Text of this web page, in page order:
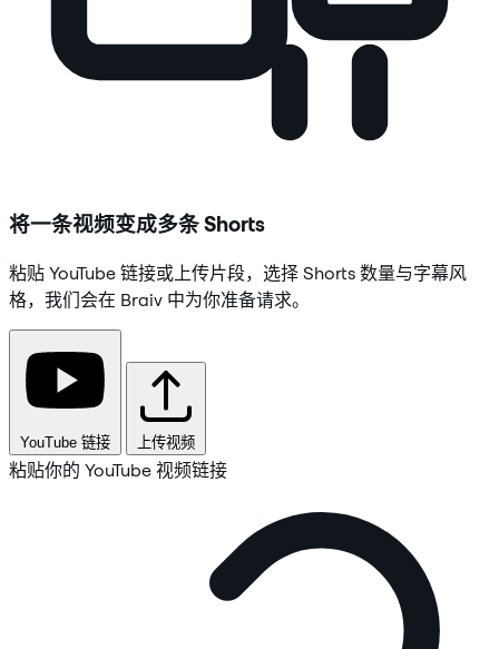
将一条视频变成多条 Shorts
粘贴 YouTube 链接或上传片段，选择 Shorts 数量与字幕风
格，我们会在 Braiv 中为你准备请求。
YouTube 链接 上传视频
粘贴你的 YouTube 视频链接